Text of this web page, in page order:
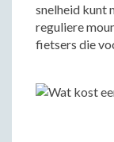
snelheid kunt
reguliere
fietsers die